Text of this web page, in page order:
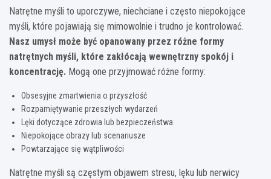
Natrętne myśli to uporczywe, niechciane i często niepokojące
myśli, które pojawiają się mimowolnie i trudno je kontrolować.
Nasz umysł może być opanowany przez różne formy
natrętnych myśli, które zakłócają wewnętrzny spokój i
koncentrację. Mogą one przyjmować różne formy:
Obsesyjne zmartwienia o przyszłość
Rozpamiętywanie przeszłych wydarzeń
Lęki dotyczące zdrowia lub bezpieczeństwa
Niepokojące obrazy lub scenariusze
Powtarzające się wątpliwości
Natrętne myśli są częstym objawem stresu, lęku lub nerwicy